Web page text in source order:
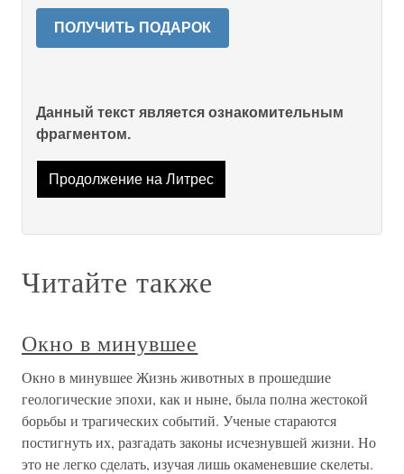
ПОЛУЧИТЬ ПОДАРОК
Данный текст является ознакомительным
фрагментом.
Продолжение на Литрес
Читайте также
Окно в минувшее
Окно в минувшее Жизнь животных в прошедшие
геологические эпохи, как и ныне, была полна жестокой
борьбы и трагических событий. Ученые стараются
постигнуть их, разгадать законы исчезнувшей жизни. Но
это не легко сделать, изучая лишь окаменевшие скелеты.